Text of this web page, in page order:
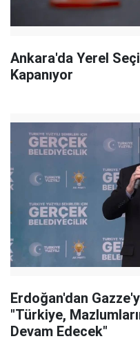
Ankara'da Yerel
Kapanıyor
Erdoğan'dan
"Türkiye,
Devam Edecek"